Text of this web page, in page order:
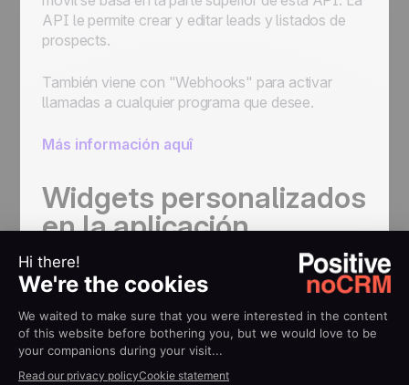
API le permite crear y editar leads y listados de
prospects.
También viene con "Webhooks" para activar
llamadas a cualquier programa que desee.
Más información aquî
Widgets personalizados
en la aplicación
Los widgets personalizados le permitenmostrar
datos de su sistema de información y otras
fuentes directamente dentro de noCRM.io.
Hay dos tipos de widgets disponibles: uno para el
panel de inicio y otro aún más poderoso dentro de
la página de detalles del lead.